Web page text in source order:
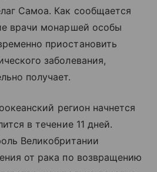
Самоа. Как сообщается
врачи монаршей особы
приостановить
заболевания,
получает.
регион начнется
в течение 11 дней.
Великобритании
от рака по возвращению